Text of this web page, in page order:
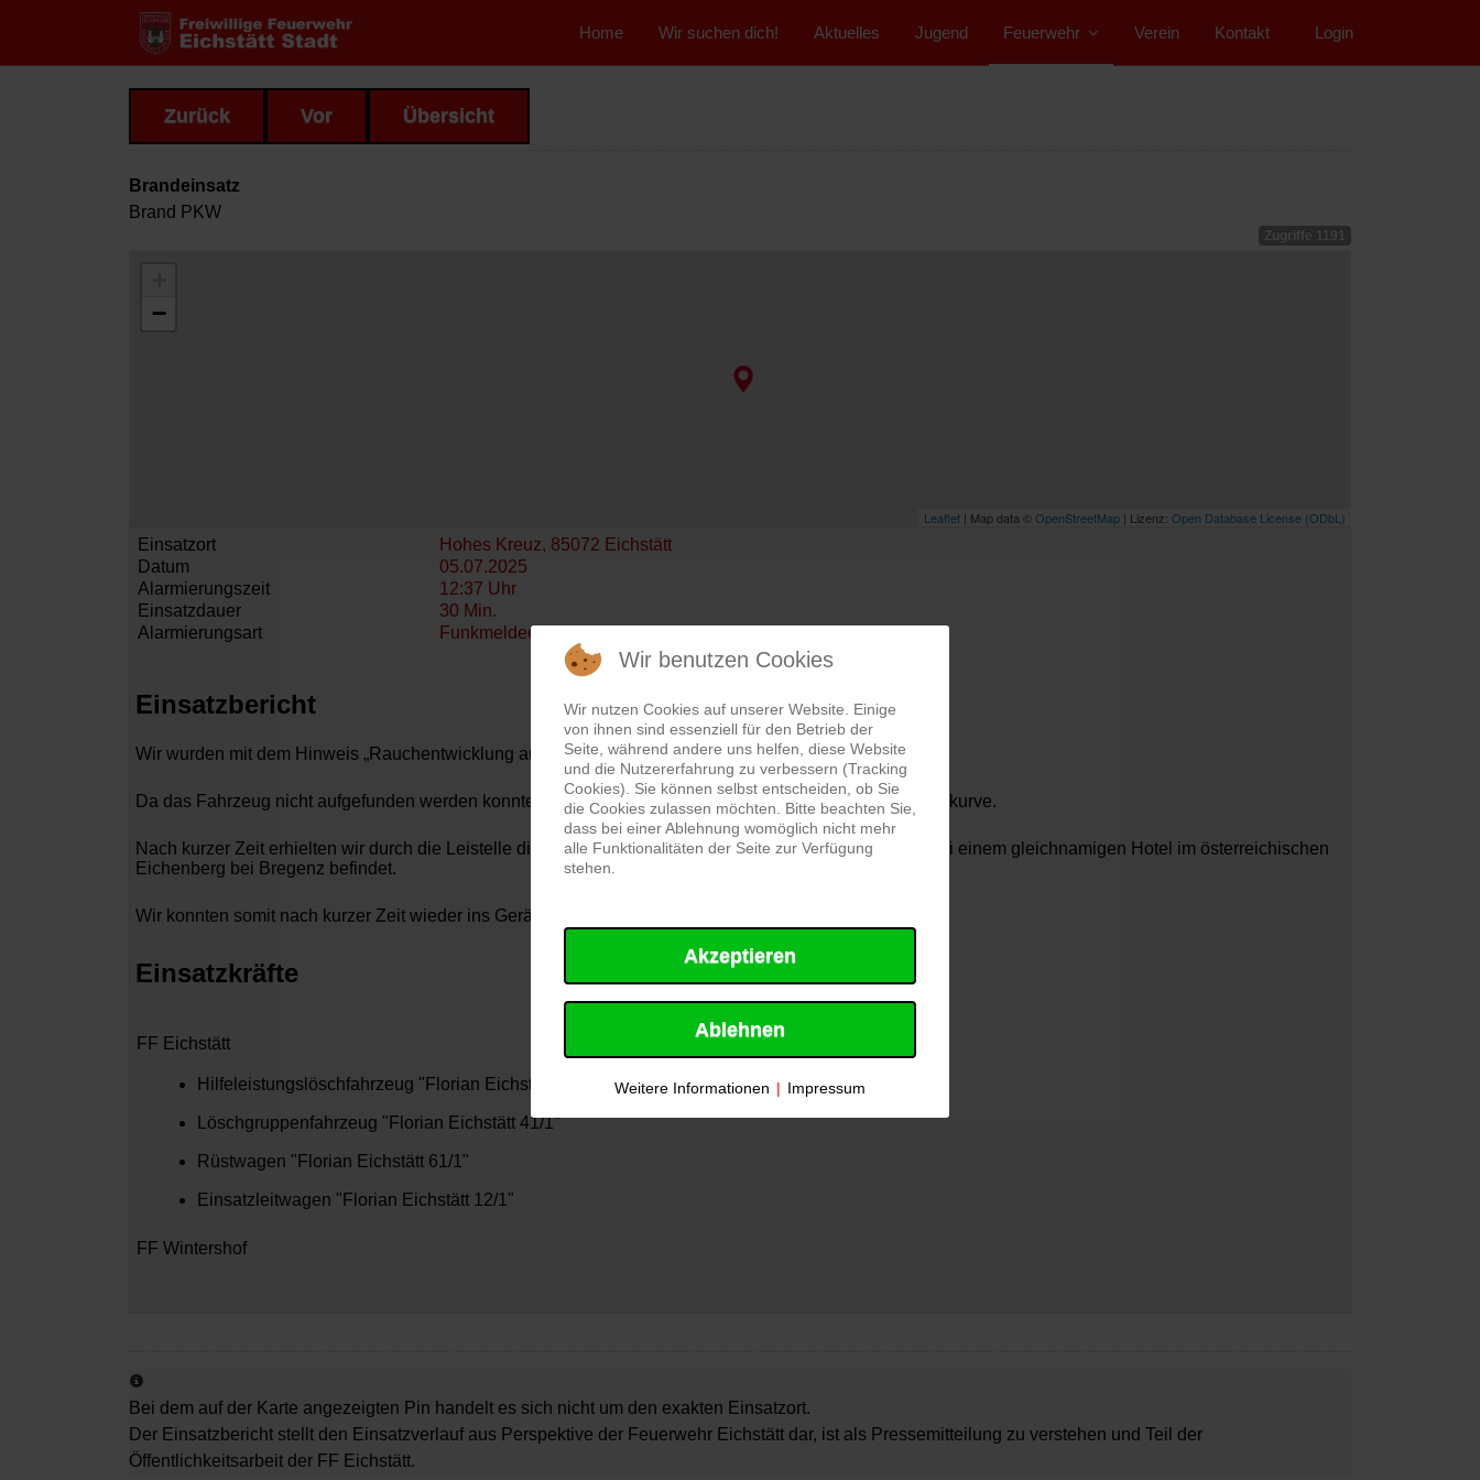
Home Wir suchen dich! Aktuelles Jugend Feuerwehr Verein Kontakt Login
Zurück Vor Übersicht
Brandeinsatz
Brand PKW
Zugriffe 1191
−
Leaflet | Map data © OpenStreetMap | Lizenz: Open Database License (ODbL)
Einsatzort
Hohes Kreuz, 85072 Eichstätt
Datum
05.07.2025
Alarmierungszeit
12:37 Uhr
Einsatzdauer
30 Min.
Alarmierungsart
Funkmeldeempfänger
Einsatzbericht
Wir wurden mit dem Hinweis „Rauchentwicklung aus PKW“ auf die B13 alarmiert.
Da das Fahrzeug nicht aufgefunden werden konnte, gingen wir auf Bereitschaft am Parkplatz Schönblickkurve.
Nach kurzer Zeit erhielten wir durch die Leistelle die Information, dass sich der tatsächliche Einsatzort bei einem gleichnamigen Hotel im österreichischen
Eichenberg bei Bregenz befindet.
Wir konnten somit nach kurzer Zeit wieder ins Gerätehaus einrücken.
Einsatzkräfte
FF Eichstätt
Hilfeleistungslöschfahrzeug "Florian Eichstätt 40/1"
Löschgruppenfahrzeug "Florian Eichstätt 41/1"
Rüstwagen "Florian Eichstätt 61/1"
Einsatzleitwagen "Florian Eichstätt 12/1"
FF Wintershof
Bei dem auf der Karte angezeigten Pin handelt es sich nicht um den exakten Einsatzort.
Der Einsatzbericht stellt den Einsatzverlauf aus Perspektive der Feuerwehr Eichstätt dar, ist als Pressemitteilung zu verstehen und Teil der
Öffentlichkeitsarbeit der FF Eichstätt.
Wir benutzen Cookies
Wir nutzen Cookies auf unserer Website. Einige
von ihnen sind essenziell für den Betrieb der
Seite, während andere uns helfen, diese Website
und die Nutzererfahrung zu verbessern (Tracking
Cookies). Sie können selbst entscheiden, ob Sie
die Cookies zulassen möchten. Bitte beachten Sie,
dass bei einer Ablehnung womöglich nicht mehr
alle Funktionalitäten der Seite zur Verfügung
stehen.
Akzeptieren
Ablehnen
Weitere Informationen | Impressum